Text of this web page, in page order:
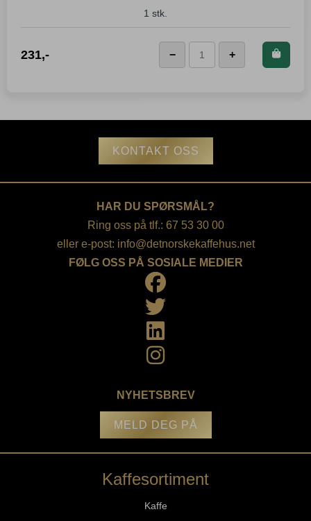
1 stk.
231,-
Kjøp dette produktet og
spar231Poeng!
antall
− +
KONTAKT OSS
HAR DU SPØRSMÅL?
Ring oss på tlf.: 67 53 30 00
eller e-post: info@detnorskekaffehus.net
FØLG OSS PÅ SOSIALE MEDIER
NYHETSBREV
MELD DEG PÅ
Kaffesortiment
Kaffe